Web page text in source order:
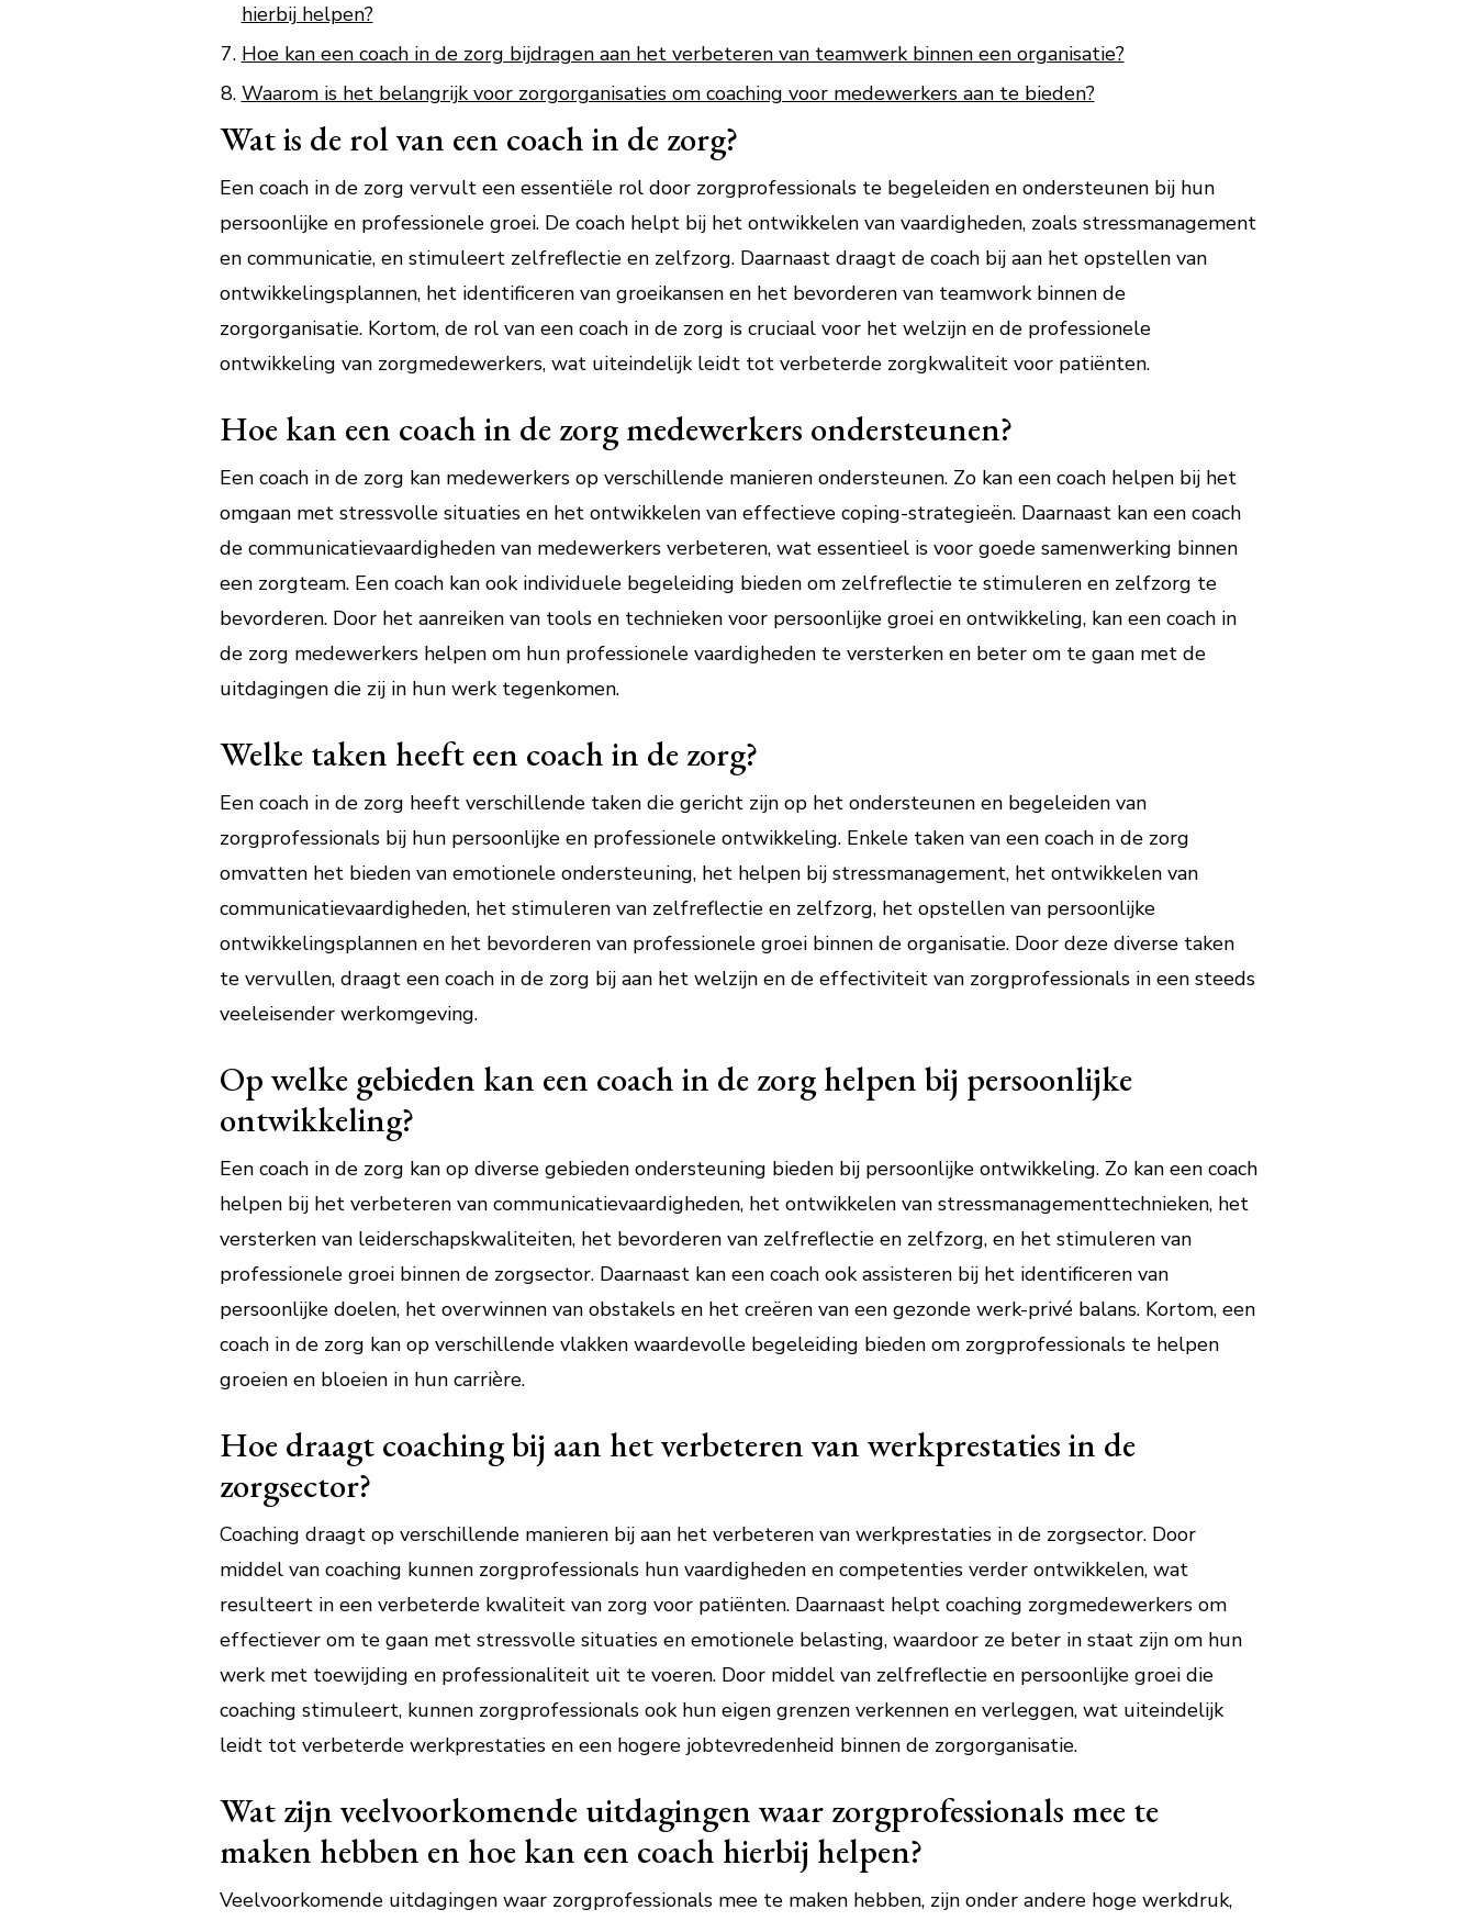
hierbij helpen?
Hoe kan een coach in de zorg bijdragen aan het verbeteren van teamwerk binnen een organisatie?
Waarom is het belangrijk voor zorgorganisaties om coaching voor medewerkers aan te bieden?
Wat is de rol van een coach in de zorg?
Een coach in de zorg vervult een essentiële rol door zorgprofessionals te begeleiden en ondersteunen bij hun
persoonlijke en professionele groei. De coach helpt bij het ontwikkelen van vaardigheden, zoals stressmanagement
en communicatie, en stimuleert zelfreflectie en zelfzorg. Daarnaast draagt de coach bij aan het opstellen van
ontwikkelingsplannen, het identificeren van groeikansen en het bevorderen van teamwork binnen de
zorgorganisatie. Kortom, de rol van een coach in de zorg is cruciaal voor het welzijn en de professionele
ontwikkeling van zorgmedewerkers, wat uiteindelijk leidt tot verbeterde zorgkwaliteit voor patiënten.
Hoe kan een coach in de zorg medewerkers ondersteunen?
Een coach in de zorg kan medewerkers op verschillende manieren ondersteunen. Zo kan een coach helpen bij het
omgaan met stressvolle situaties en het ontwikkelen van effectieve coping-strategieën. Daarnaast kan een coach
de communicatievaardigheden van medewerkers verbeteren, wat essentieel is voor goede samenwerking binnen
een zorgteam. Een coach kan ook individuele begeleiding bieden om zelfreflectie te stimuleren en zelfzorg te
bevorderen. Door het aanreiken van tools en technieken voor persoonlijke groei en ontwikkeling, kan een coach in
de zorg medewerkers helpen om hun professionele vaardigheden te versterken en beter om te gaan met de
uitdagingen die zij in hun werk tegenkomen.
Welke taken heeft een coach in de zorg?
Een coach in de zorg heeft verschillende taken die gericht zijn op het ondersteunen en begeleiden van
zorgprofessionals bij hun persoonlijke en professionele ontwikkeling. Enkele taken van een coach in de zorg
omvatten het bieden van emotionele ondersteuning, het helpen bij stressmanagement, het ontwikkelen van
communicatievaardigheden, het stimuleren van zelfreflectie en zelfzorg, het opstellen van persoonlijke
ontwikkelingsplannen en het bevorderen van professionele groei binnen de organisatie. Door deze diverse taken
te vervullen, draagt een coach in de zorg bij aan het welzijn en de effectiviteit van zorgprofessionals in een steeds
veeleisender werkomgeving.
Op welke gebieden kan een coach in de zorg helpen bij persoonlijke
ontwikkeling?
Een coach in de zorg kan op diverse gebieden ondersteuning bieden bij persoonlijke ontwikkeling. Zo kan een coach
helpen bij het verbeteren van communicatievaardigheden, het ontwikkelen van stressmanagementtechnieken, het
versterken van leiderschapskwaliteiten, het bevorderen van zelfreflectie en zelfzorg, en het stimuleren van
professionele groei binnen de zorgsector. Daarnaast kan een coach ook assisteren bij het identificeren van
persoonlijke doelen, het overwinnen van obstakels en het creëren van een gezonde werk-privé balans. Kortom, een
coach in de zorg kan op verschillende vlakken waardevolle begeleiding bieden om zorgprofessionals te helpen
groeien en bloeien in hun carrière.
Hoe draagt coaching bij aan het verbeteren van werkprestaties in de
zorgsector?
Coaching draagt op verschillende manieren bij aan het verbeteren van werkprestaties in de zorgsector. Door
middel van coaching kunnen zorgprofessionals hun vaardigheden en competenties verder ontwikkelen, wat
resulteert in een verbeterde kwaliteit van zorg voor patiënten. Daarnaast helpt coaching zorgmedewerkers om
effectiever om te gaan met stressvolle situaties en emotionele belasting, waardoor ze beter in staat zijn om hun
werk met toewijding en professionaliteit uit te voeren. Door middel van zelfreflectie en persoonlijke groei die
coaching stimuleert, kunnen zorgprofessionals ook hun eigen grenzen verkennen en verleggen, wat uiteindelijk
leidt tot verbeterde werkprestaties en een hogere jobtevredenheid binnen de zorgorganisatie.
Wat zijn veelvoorkomende uitdagingen waar zorgprofessionals mee te
maken hebben en hoe kan een coach hierbij helpen?
Veelvoorkomende uitdagingen waar zorgprofessionals mee te maken hebben, zijn onder andere hoge werkdruk,